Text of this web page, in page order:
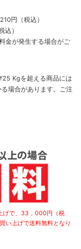
円（税込）
込）
金が発生する場合がご
25 Kgを超える商品には
場合があります。 ご注
げで、33，000円（税
い上げで送料無料となり